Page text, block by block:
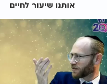
אותנו שיעור לחיים